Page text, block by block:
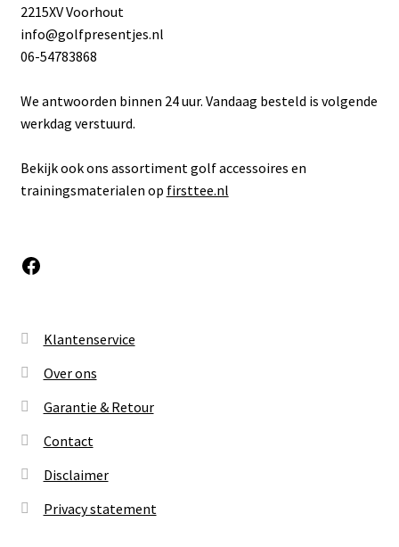
2215XV Voorhout
info@golfpresentjes.nl
06-54783868
We antwoorden binnen 24 uur. Vandaag besteld is volgende
werkdag verstuurd.
Bekijk ook ons assortiment golf accessoires en
trainingsmaterialen op firsttee.nl
Facebook
Klantenservice
Over ons
Garantie & Retour
Contact
Disclaimer
Privacy statement